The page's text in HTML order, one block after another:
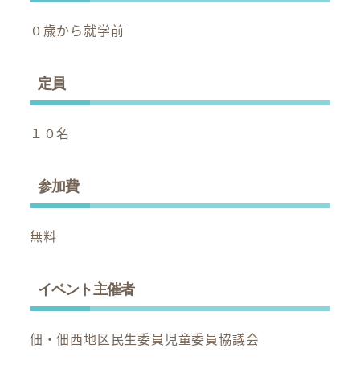
０歳から就学前
定員
１０名
参加費
無料
イベント主催者
佃・佃西地区民生委員児童委員協議会